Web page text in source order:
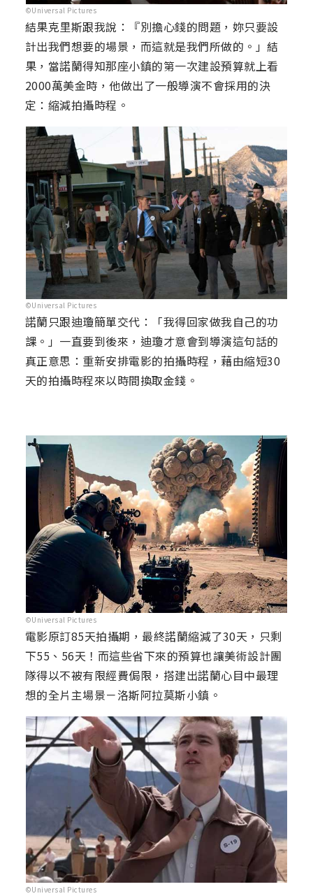
©Universal Pictures
結果克里斯跟我說：『別擔心錢的問題，妳只要設
計出我們想要的場景，而這就是我們所做的。」結
果，當諾蘭得知那座小鎮的第一次建設預算就上看
2000萬美金時，他做出了一般導演不會採用的決
定：縮減拍攝時程。
©Universal Pictures
諾蘭只跟迪瓊簡單交代：「我得回家做我自己的功
課。」一直要到後來，迪瓊才意會到導演這句話的
真正意思：重新安排電影的拍攝時程，藉由縮短30
天的拍攝時程來以時間換取金錢。
©Universal Pictures
電影原訂85天拍攝期，最終諾蘭縮減了30天，只剩
下55、56天！而這些省下來的預算也讓美術設計團
隊得以不被有限經費侷限，搭建出諾蘭心目中最理
想的全片主場景－洛斯阿拉莫斯小鎮。
©Universal Pictures